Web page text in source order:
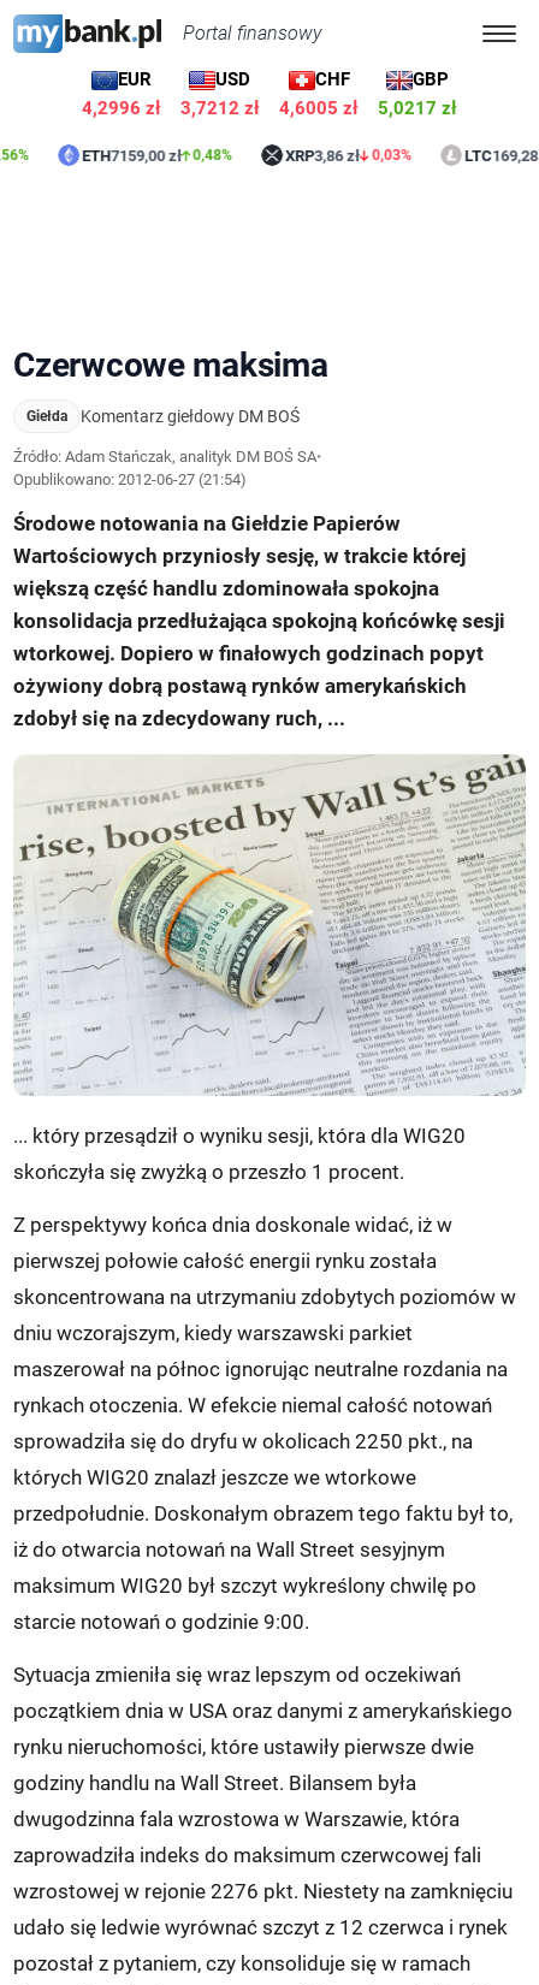
Portal finansowy
EUR
4,2996 zł
USD
3,7212 zł
CHF
4,6005 zł
GBP
5,0217 zł
ETH 7159,00 zł 0,48% XRP 3,86 zł 0,03% LTC 169,28 zł
Czerwcowe maksima
Giełda Komentarz giełdowy DM BOŚ
Źródło: Adam Stańczak, analityk DM BOŚ SA•
Opublikowano:2012-06-27 (21:54)
Środowe notowania na Giełdzie Papierów
Wartościowych przyniosły sesję, w trakcie której
większą część handlu zdominowała spokojna
konsolidacja przedłużająca spokojną końcówkę sesji
wtorkowej. Dopiero w finałowych godzinach popyt
ożywiony dobrą postawą rynków amerykańskich
zdobył się na zdecydowany ruch, ...
... który przesądził o wyniku sesji, która dla WIG20
skończyła się zwyżką o przeszło 1 procent.
Z perspektywy końca dnia doskonale widać, iż w
pierwszej połowie całość energii rynku została
skoncentrowana na utrzymaniu zdobytych poziomów w
dniu wczorajszym, kiedy warszawski parkiet
maszerował na północ ignorując neutralne rozdania na
rynkach otoczenia. W efekcie niemal całość notowań
sprowadziła się do dryfu w okolicach 2250 pkt., na
których WIG20 znalazł jeszcze we wtorkowe
przedpołudnie. Doskonałym obrazem tego faktu był to,
iż do otwarcia notowań na Wall Street sesyjnym
maksimum WIG20 był szczyt wykreślony chwilę po
starcie notowań o godzinie 9:00.
Sytuacja zmieniła się wraz lepszym od oczekiwań
początkiem dnia w USA oraz danymi z amerykańskiego
rynku nieruchomości, które ustawiły pierwsze dwie
godziny handlu na Wall Street. Bilansem była
dwugodzinna fala wzrostowa w Warszawie, która
zaprowadziła indeks do maksimum czerwcowej fali
wzrostowej w rejonie 2276 pkt. Niestety na zamknięciu
udało się ledwie wyrównać szczyt z 12 czerwca i rynek
pozostał z pytaniem, czy konsoliduje się w ramach